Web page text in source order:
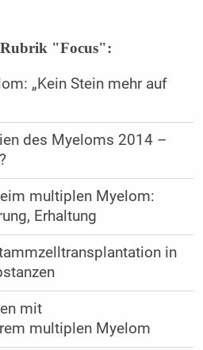
"Focus":
„Kein Stein mehr auf
des Myeloms 2014 –
multiplen Myelom:
Erhaltung
in
mit
multiplen Myelom